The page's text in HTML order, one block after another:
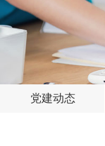
党建动态